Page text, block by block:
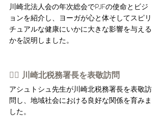
川崎北法人会の年次総会でPJFの使命とビジ
ョンを紹介し、ヨーガが心と体そしてスピリ
チュアルな健康にいかに大きな影響を与える
かを説明しました。
👉🏻 川崎北税務署長を表敬訪問
アシュトシュ先生が川崎北税務署長を表敬訪
問し、地域社会における良好な関係を育みま
した。